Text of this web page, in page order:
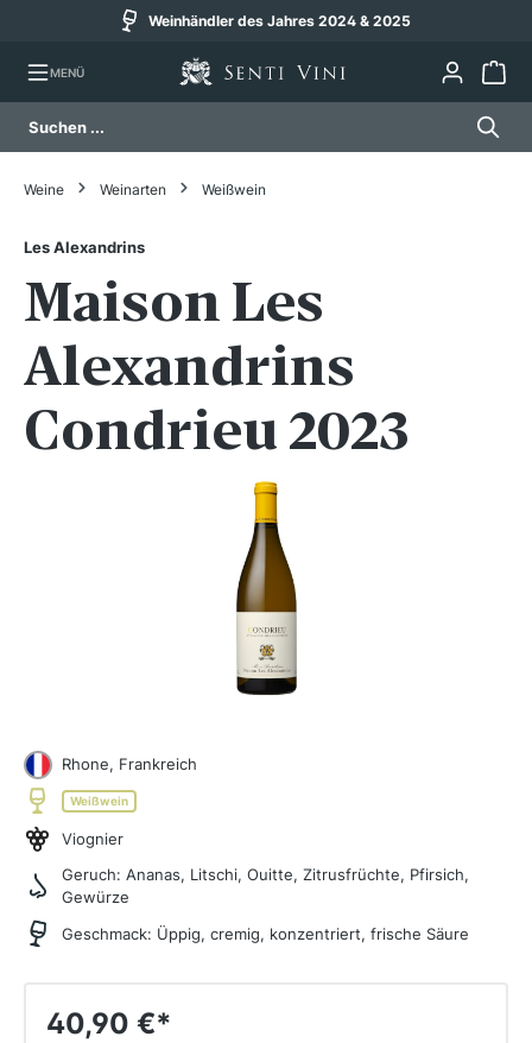
Weinhändler des Jahres 2024 & 2025
MENÜ
Bildergalerie überspringen
Weine Weinarten Weißwein
Les Alexandrins
Maison Les
Alexandrins
Condrieu 2023
Rhone, Frankreich
Weißwein
Viognier
Geruch: Ananas, Litschi, Ouitte, Zitrusfrüchte, Pfirsich,
Gewürze
Geschmack: Üppig, cremig, konzentriert, frische Säure
40,90 €*